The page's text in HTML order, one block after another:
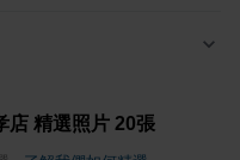
店 精選照片 20張